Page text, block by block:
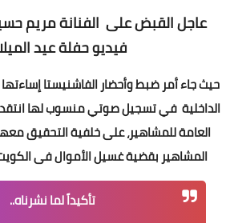
عاجل القبض على الفنانة مريم
فيديو حفلة عيد
حيث جاء أمر ضبط وأحضار الفاشنيستا إساءتها
الداخلية في تسجيل صوتي منسوب لها
العامة للمشاهير، على خلفية التحقيق
المشاهير بقضية غسيل الأموال فى
تأكيداً لما نشرناه..